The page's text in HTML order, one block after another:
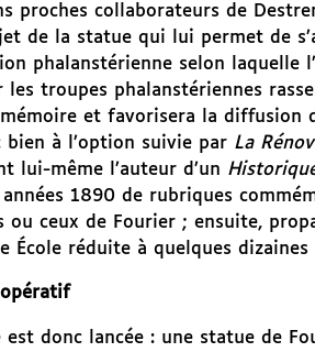
proches collaborateurs de
de la statue qui lui permet de
phalanstérienne selon laquelle
troupes phalanstériennes
et favorisera la diffusion
bien à l’option suivie par La
lui-même l’auteur d’un
années 1890 de rubriques
ou ceux de Fourier ; ensuite,
École réduite à quelques
donc lancée : une statue de